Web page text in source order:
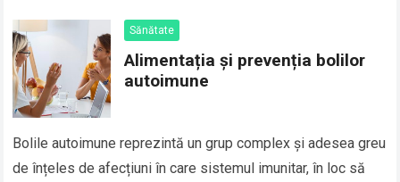
Sănătate
Alimentația și prevenția bolilor
autoimune
Bolile autoimune reprezintă un grup complex și adesea greu
de înțeles de afecțiuni în care sistemul imunitar, în loc să